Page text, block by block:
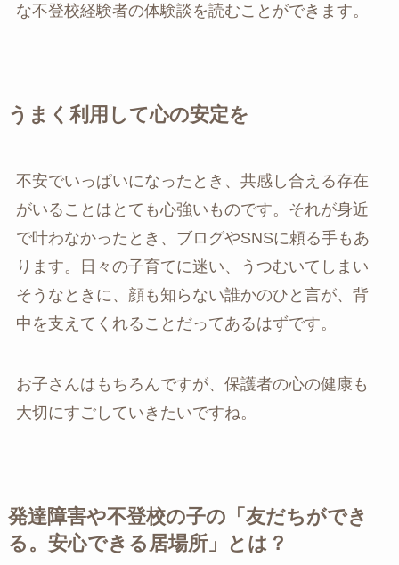
な不登校経験者の体験談を読むことができます。
うまく利用して心の安定を
不安でいっぱいになったとき、共感し合える存在
がいることはとても心強いものです。それが身近
で叶わなかったとき、ブログやSNSに頼る手もあ
ります。日々の子育てに迷い、うつむいてしまい
そうなときに、顔も知らない誰かのひと言が、背
中を支えてくれることだってあるはずです。
お子さんはもちろんですが、保護者の心の健康も
大切にすごしていきたいですね。
発達障害や不登校の子の「友だちができ
る。安心できる居場所」とは？